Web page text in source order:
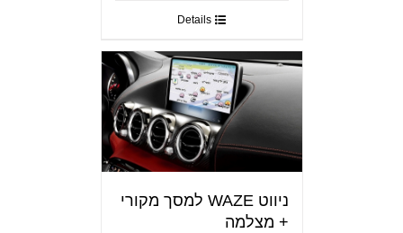
Details
ניווט WAZE למסך מקורי
+ מצלמה